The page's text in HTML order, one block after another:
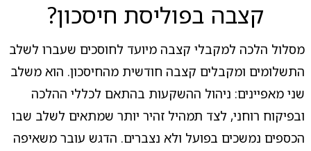
קצבה בפוליסת חיסכון?
מסלול הלכה למקבלי קצבה מיועד לחוסכים שעברו לשלב
התשלומים ומקבלים קצבה חודשית מהחיסכון. הוא משלב
שני מאפיינים: ניהול ההשקעות בהתאם לכללי ההלכה
ובפיקוח רוחני, לצד תמהיל זהיר יותר שמתאים לשלב שבו
הכספים נמשכים בפועל ולא נצברים. הדגש עובר משאיפה